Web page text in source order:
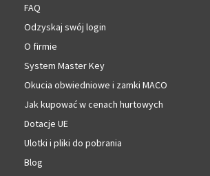
FAQ
Odzyskaj swój login
O firmie
System Master Key
Okucia obwiedniowe i zamki MACO
Jak kupować w cenach hurtowych
Dotacje UE
Ulotki i pliki do pobrania
Blog